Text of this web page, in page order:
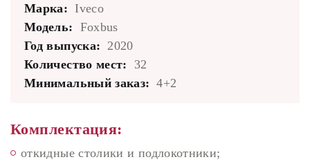
Марка: Iveco
Модель: Foxbus
Год выпуска: 2020
Количество мест:
32
Минимальный заказ: 4+2
Комплектация:
откидные столики и подлокотники;